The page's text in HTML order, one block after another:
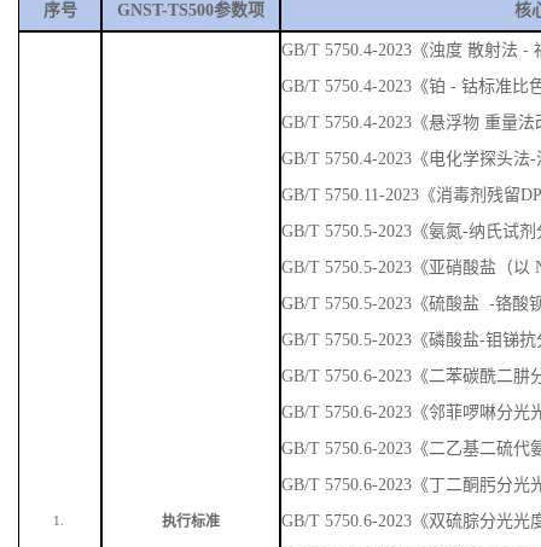
序号 GNST-TS500参数项 核
1. 执行标准
GB/T 5750.4-2023《浊度 散射法
GB/T 5750.4-2023《铂 - 钴标准比
GB/T 5750.4-2023《悬浮物 重量法
GB/T 5750.4-2023《电化学探头法
GB/T 5750.11-2023《消毒剂残留
GB/T 5750.5-2023《氨氮-纳氏试
GB/T 5750.5-2023《亚硝酸盐（
GB/T 5750.5-2023《硫酸盐 -铬酸
GB/T 5750.5-2023《磷酸盐-钼锑
GB/T 5750.6-2023《二苯碳酰二
GB/T 5750.6-2023《邻菲啰啉分光
GB/T 5750.6-2023《二乙基二硫
GB/T 5750.6-2023《丁二酮肟分光
GB/T 5750.6-2023《双硫腙分光光